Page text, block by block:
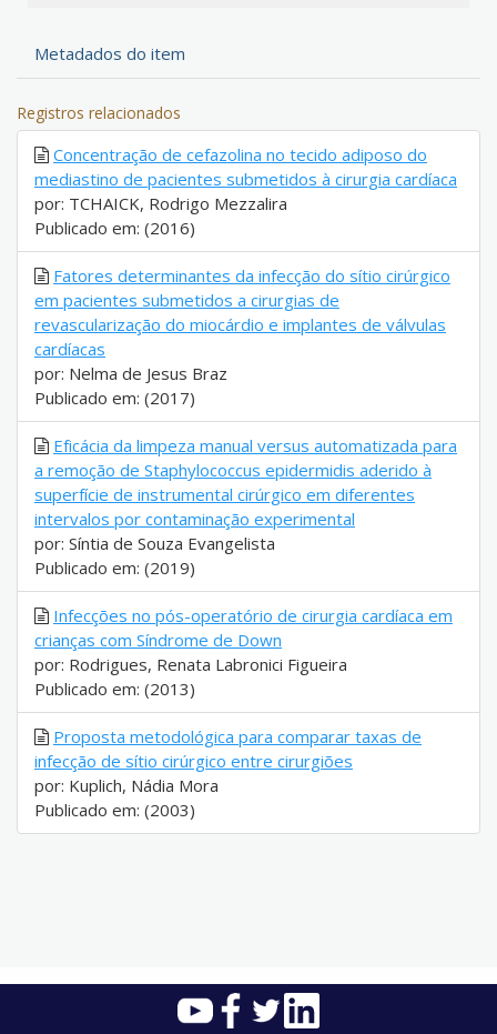
Metadados do item
Registros relacionados
Concentração de cefazolina no tecido adiposo do
mediastino de pacientes submetidos à cirurgia cardíaca
por: TCHAICK, Rodrigo Mezzalira
Publicado em: (2016)
Fatores determinantes da infecção do sítio cirúrgico
em pacientes submetidos a cirurgias de
revascularização do miocárdio e implantes de válvulas
cardíacas
por: Nelma de Jesus Braz
Publicado em: (2017)
Eficácia da limpeza manual versus automatizada para
a remoção de Staphylococcus epidermidis aderido à
superfície de instrumental cirúrgico em diferentes
intervalos por contaminação experimental
por: Síntia de Souza Evangelista
Publicado em: (2019)
Infecções no pós-operatório de cirurgia cardíaca em
crianças com Síndrome de Down
por: Rodrigues, Renata Labronici Figueira
Publicado em: (2013)
Proposta metodológica para comparar taxas de
infecção de sítio cirúrgico entre cirurgiões
por: Kuplich, Nádia Mora
Publicado em: (2003)